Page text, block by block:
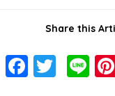
Share this